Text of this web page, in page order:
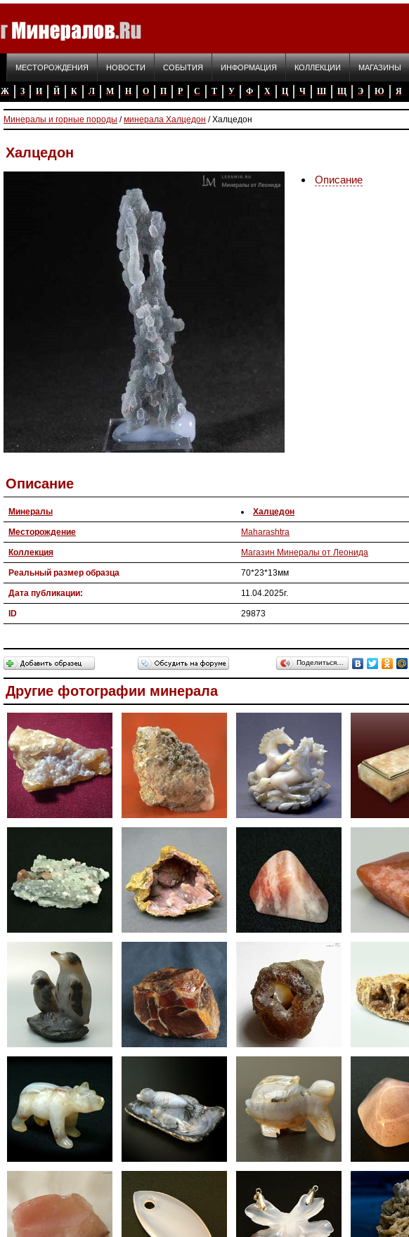
МЕСТОРОЖДЕНИЯ НОВОСТИ СОБЫТИЯ ИНФОРМАЦИЯ КОЛЛЕКЦИИ МАГАЗИНЫ
Ж З И Й К Л М Н О П Р С Т У Ф Х Ц Ч Ш Щ Э Ю Я
Минералы и горные породы /минерала Халцедон / Халцедон
Халцедон
Описание
Описание
Минералы Халцедон
Месторождение Maharashtra
Коллекция Магазин Минералы от Леонида
Реальный размер образца 70*23*13мм
Дата публикации: 11.04.2025г.
ID 29873
Поделиться…
Другие фотографии минерала